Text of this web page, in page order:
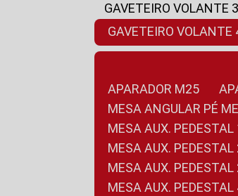
GAVETEIRO
GAVETEIRO
APARADOR M25
MESA ANGULAR PÉ
MESA AUX.
MESA AUX.
MESA AUX.
MESA AUX.